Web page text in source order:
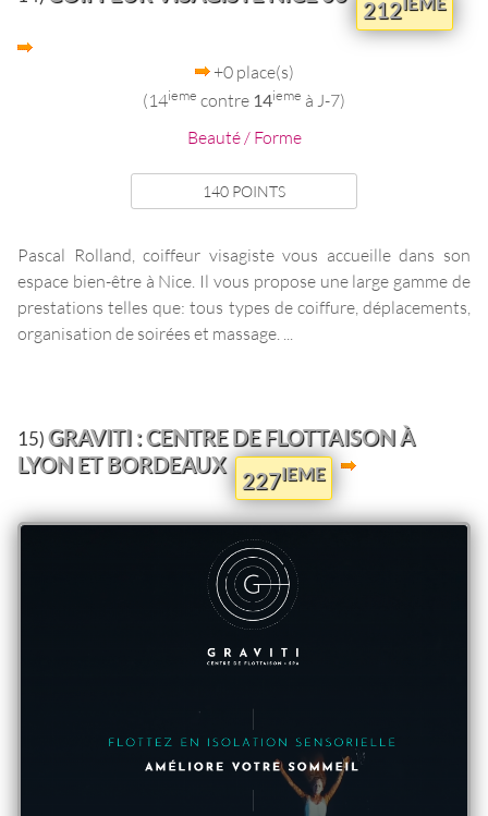
212
+0 place(s)
(14ieme contre 14ieme à J-7)
Beauté / Forme
140 POINTS
Pascal Rolland, coiffeur visagiste vous accueille dans son
espace bien-être à Nice. Il vous propose une large gamme de
prestations telles que: tous types de coiffure, déplacements,
organisation de soirées et massage. ...
15)GRAVITI : CENTRE DE FLOTTAISON À
LYON ET BORDEAUX
227IEME